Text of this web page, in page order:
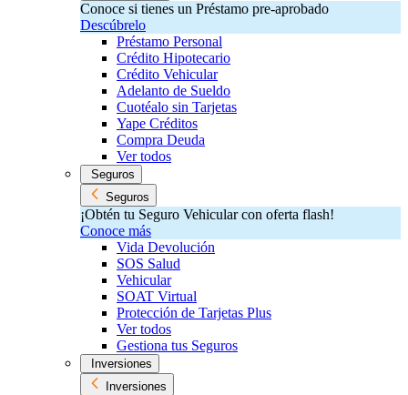
Conoce si tienes un Préstamo pre-aprobado
Descúbrelo
Préstamo Personal
Crédito Hipotecario
Crédito Vehicular
Adelanto de Sueldo
Cuotéalo sin Tarjetas
Yape Créditos
Compra Deuda
Ver todos
Seguros
Seguros
¡Obtén tu Seguro Vehicular con oferta flash!
Conoce más
Vida Devolución
SOS Salud
Vehicular
SOAT Virtual
Protección de Tarjetas Plus
Ver todos
Gestiona tus Seguros
Inversiones
Inversiones